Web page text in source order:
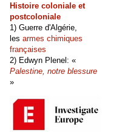
Histoire coloniale et
postcoloniale
1) Guerre d'Algérie,
les armes chimiques
françaises
2) Edwyn Plenel: «
Palestine, notre blessure
»